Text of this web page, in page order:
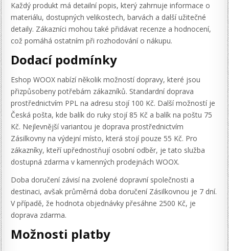
Každý produkt má detailní popis, který zahrnuje informace o
materiálu, dostupných velikostech, barvách a další užitečné
detaily. Zákazníci mohou také přidávat recenze a hodnocení,
což pomáhá ostatním při rozhodování o nákupu.
Dodací podmínky
Eshop WOOX nabízí několik možností dopravy, které jsou
přizpůsobeny potřebám zákazníků. Standardní doprava
prostřednictvím PPL na adresu stojí 100 Kč. Další možností je
Česká pošta, kde balík do ruky stojí 85 Kč a balík na poštu 75
Kč. Nejlevnější variantou je doprava prostřednictvím
Zásilkovny na výdejní místo, která stojí pouze 55 Kč. Pro
zákazníky, kteří upřednostňují osobní odběr, je tato služba
dostupná zdarma v kamenných prodejnách WOOX.
Doba doručení závisí na zvolené dopravní společnosti a
destinaci, avšak průměrná doba doručení Zásilkovnou je 7 dní.
V případě, že hodnota objednávky přesáhne 2500 Kč, je
doprava zdarma.
Možnosti platby